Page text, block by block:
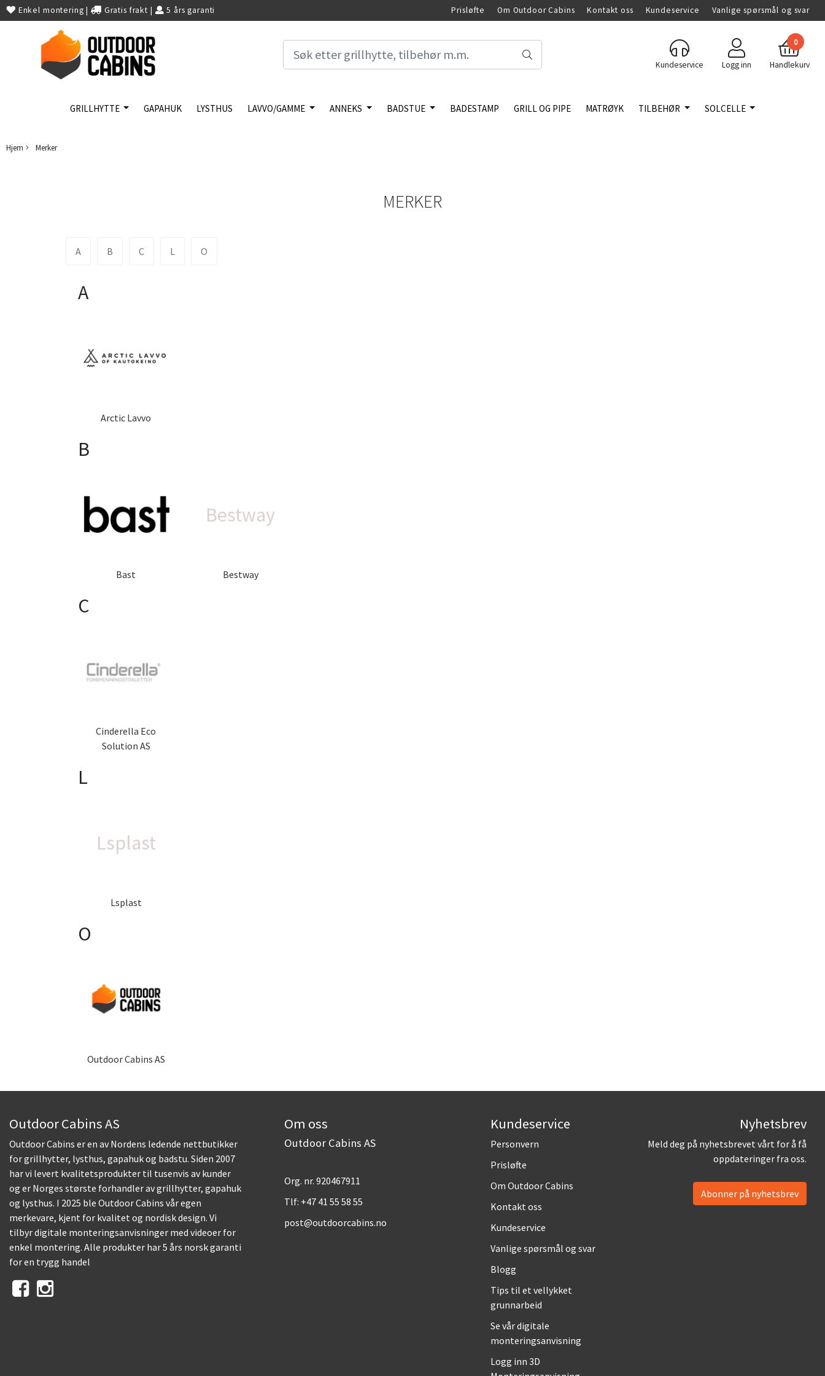
Enkel montering | Gratis frakt | 5 års garanti Prisløfte Om Outdoor Cabins Kontakt oss Kundeservice Vanlige spørsmål og svar
Kundeservice Logg inn
0
Handlekurv
GRILLHYTTE GAPAHUK LYSTHUS LAVVO/GAMME ANNEKS BADSTUE BADESTAMP GRILL OG PIPE MATRØYK TILBEHØR SOLCELLE
Hjem Merker
MERKER
A B C L O
A
Arctic Lavvo
B
Bast
Bestway
Bestway
C
Cinderella Eco
Solution AS
L
Lsplast
Lsplast
O
Outdoor Cabins AS
Outdoor Cabins AS
Outdoor Cabins er en av Nordens ledende nettbutikker
for grillhytter, lysthus, gapahuk og badstu. Siden 2007
har vi levert kvalitetsprodukter til tusenvis av kunder
og er Norges største forhandler av grillhytter, gapahuk
og lysthus. I 2025 ble Outdoor Cabins vår egen
merkevare, kjent for kvalitet og nordisk design. Vi
tilbyr digitale monteringsanvisninger med videoer for
enkel montering. Alle produkter har 5 års norsk garanti
for en trygg handel
Om oss
Outdoor Cabins AS
Org. nr. 920467911
Tlf: +47 41 55 58 55
post@outdoorcabins.no
Kundeservice
Personvern
Prisløfte
Om Outdoor Cabins
Kontakt oss
Kundeservice
Vanlige spørsmål og svar
Blogg
Tips til et vellykket
grunnarbeid
Se vår digitale
monteringsanvisning
Logg inn 3D
Nyhetsbrev
Meld deg på nyhetsbrevet vårt for å få
oppdateringer fra oss.
Abonner på nyhetsbrev